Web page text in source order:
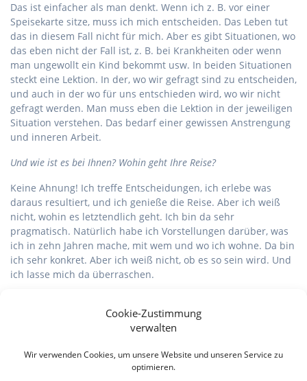
Cookie-Zustimmung
verwalten
Wir verwenden Cookies, um unsere Website und unseren Service zu
optimieren.
Das ist einfacher als man denkt. Wenn ich z. B. vor einer
Speisekarte sitze, muss ich mich entscheiden. Das Leben tut
das in diesem Fall nicht für mich. Aber es gibt Situationen, wo
das eben nicht der Fall ist, z. B. bei Krankheiten oder wenn
man ungewollt ein Kind bekommt usw. In beiden Situationen
steckt eine Lektion. In der, wo wir gefragt sind zu entscheiden,
und auch in der wo für uns entschieden wird, wo wir nicht
gefragt werden. Man muss eben die Lektion in der jeweiligen
Situation verstehen. Das bedarf einer gewissen Anstrengung
und inneren Arbeit.
Und wie ist es bei Ihnen? Wohin geht Ihre Reise?
Keine Ahnung! Ich treffe Entscheidungen, ich erlebe was
daraus resultiert, und ich genieße die Reise. Aber ich weiß
nicht, wohin es letztendlich geht. Ich bin da sehr
pragmatisch. Natürlich habe ich Vorstellungen darüber, was
ich in zehn Jahren mache, mit wem und wo ich wohne. Da bin
ich sehr konkret. Aber ich weiß nicht, ob es so sein wird. Und
ich lasse mich da überraschen.
Sedanstraße 33, D-81667 München, Tel. 089 / 48 29 46,
mascherer@arcor.de